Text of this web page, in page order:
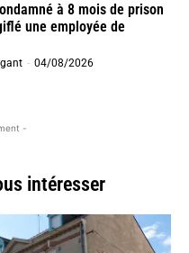
à 8 mois de prison
une employée de
- 04/08/2026
-
intéresser